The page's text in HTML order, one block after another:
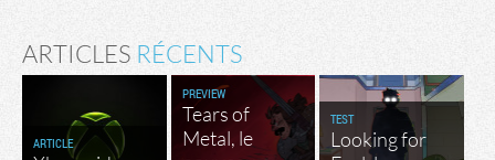
ARTICLES RÉCENTS
ARTICLE
PREVIEW
Tears of
Metal, le
TEST
Looking for